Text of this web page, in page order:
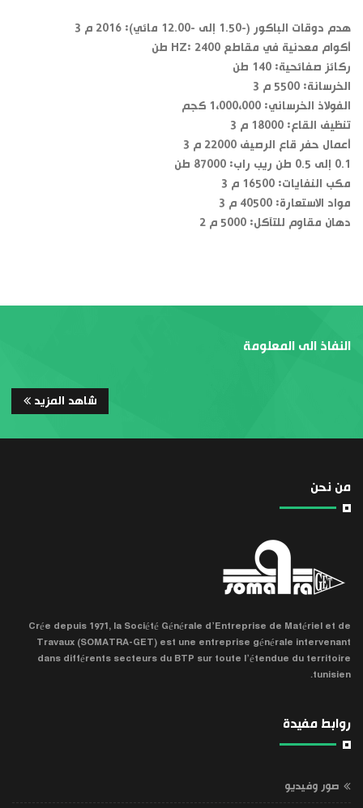
هدم دوقات الباكور (-1.50 إلى -12.00 مائي): 2016 م 3
أكوام معدنية في مقاطع HZ: 2400 طن
ركائز صفائحية: 140 طن
الخرسانة: 5500 م 3
الفولاذ الخرساني: 1،000،000 كجم
تنظيف القاع: 18000 م 3
أعمال حفر قاع الرصيف 22000 م 3
0.1 إلى 0.5 طن ريب راب: 87000 طن
مكب النفايات: 16500 م 3
مواد الاستعارة: 40500 م 3
دهان مقاوم للتآكل: 5000 م 2
النفاذ الى المعلومة
شاهد المزيد
من نحن
Crée depuis 1971, la Société Générale d’Entreprise de Matériel et de
Travaux (SOMATRA-GET) est une entreprise générale intervenant
dans différents secteurs du BTP sur toute l’étendue du territoire
tunisien.
روابط مفيدة
صور وفيديو